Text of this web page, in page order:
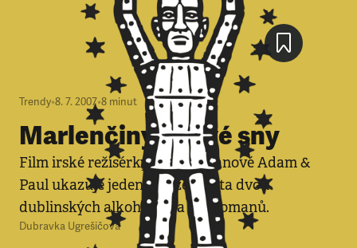
Trendy•8. 7. 2007•8 minut
Marlenčiny zářivé sny
Film irské režisérky Amy Rowanové Adam &
Paul ukazuje jeden den ze života dvou
dublinských alkoholiků a narkomanů.
Dubravka Ugrešičová